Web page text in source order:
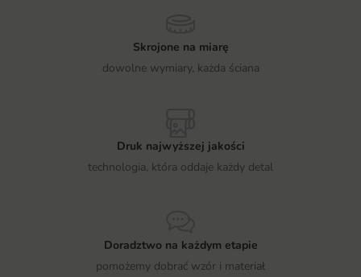
Skrojone na miarę
dowolne wymiary, każda ściana
Druk najwyższej jakości
technologia, która oddaje każdy detal
Doradztwo na każdym etapie
pomożemy dobrać wzór i materiał